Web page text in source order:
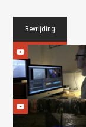
Bevrijding